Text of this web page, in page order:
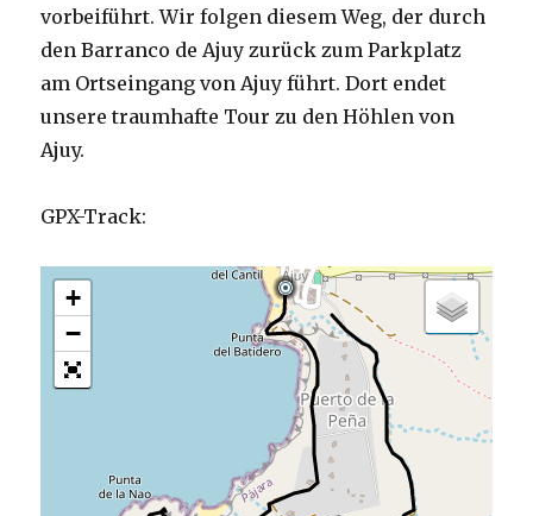
vorbeiführt. Wir folgen diesem Weg, der durch
den Barranco de Ajuy zurück zum Parkplatz
am Ortseingang von Ajuy führt. Dort endet
unsere traumhafte Tour zu den Höhlen von
Ajuy.
GPX-Track:
+
−